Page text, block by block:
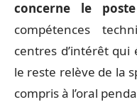
concerne le poste
compétences
centres d’intérêt
le reste relève de la
compris à l’oral